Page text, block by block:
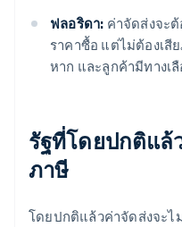
ฟลอริดา: ค่าจัดส่งจะ
ราคาซื้อ แต่ไม่ต้องเสี
หาก และลูกค้ามีทางเ
รัฐที่โดยปกติแล้
ภาษี
โดยปกติแล้วค่าจัดส่งจะไ